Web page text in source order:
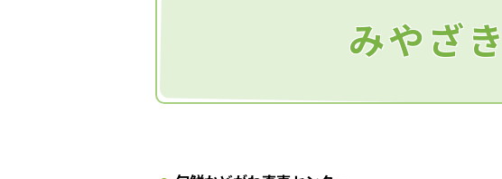
みやざ